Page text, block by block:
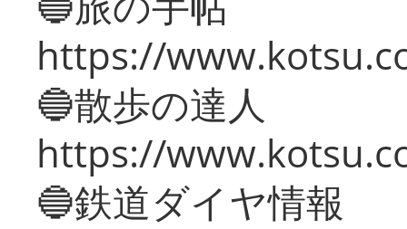
https://
🔵散歩の達人
https://
🔵鉄道ダイヤ情報